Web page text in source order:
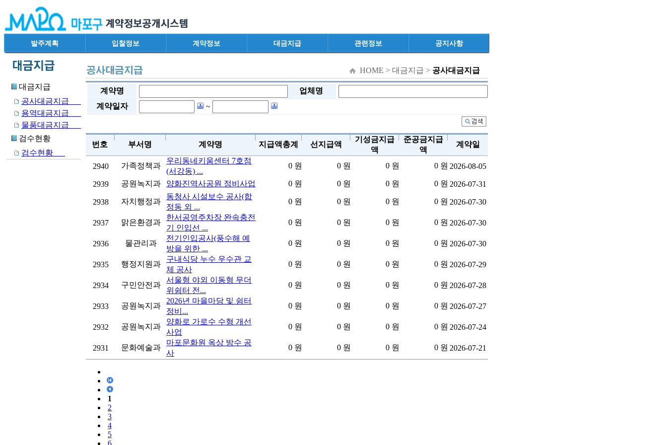
발주계획 입찰정보 계약정보 대금지급 관련정보 공지사항
대금지급
공사대금지급
용역대금지급
물품대금지급
검수현황
검수현황
HOME > 대금지급 > 공사대금지급
계약명
업체명
계약일자
~
번호 부서명 계약명 지급액총계 선지급액
기성금지급
액
준공금지급
액
계약일
2940 가족정책과
우리동네키움센터 7호점
(서강동) ...
0 원 0 원 0 원 0 원 2026-08-05
2939 공원녹지과 양화진역사공원 정비사업 0 원 0 원 0 원 0 원 2026-07-31
2938 자치행정과
동청사 시설보수 공사(합
정동 외 ...
0 원 0 원 0 원 0 원 2026-07-30
2937 맑은환경과
한서공영주차장 완속충전
기 인입선 ...
0 원 0 원 0 원 0 원 2026-07-30
2936 물관리과
전기인입공사(풍수해 예
방을 위한 ...
0 원 0 원 0 원 0 원 2026-07-30
2935 행정지원과
구내식당 누수 우수관 교
체 공사
0 원 0 원 0 원 0 원 2026-07-29
2934 구민안전과
서울형 야외 이동형 무더
위쉼터 전...
0 원 0 원 0 원 0 원 2026-07-28
2933 공원녹지과
2026년 마을마당 및 쉼터
정비...
0 원 0 원 0 원 0 원 2026-07-27
2932 공원녹지과
양화로 가로수 수형 개선
사업
0 원 0 원 0 원 0 원 2026-07-24
2931 문화예술과
마포문화원 옥상 방수 공
사
0 원 0 원 0 원 0 원 2026-07-21
1
2
3
4
5
6